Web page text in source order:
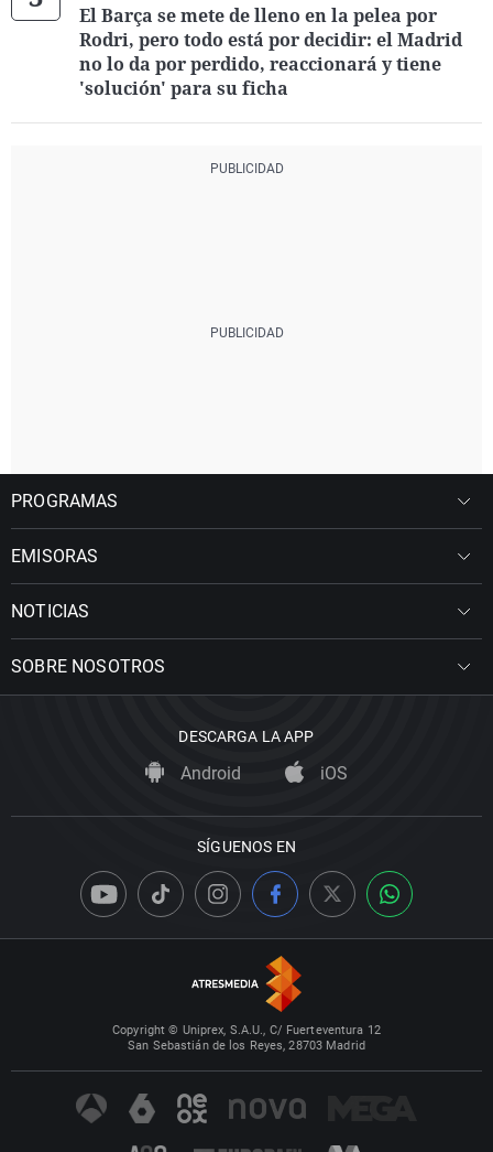
El Barça se mete de lleno en la pelea por
Rodri, pero todo está por decidir: el Madrid
no lo da por perdido, reaccionará y tiene
'solución' para su ficha
PROGRAMAS
EMISORAS
NOTICIAS
SOBRE NOSOTROS
DESCARGA LA APP
Android iOS
SÍGUENOS EN
Copyright © Uniprex, S.A.U., C/ Fuerteventura 12
San Sebastián de los Reyes, 28703 Madrid